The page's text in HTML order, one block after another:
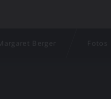
Margaret Berger Fotos